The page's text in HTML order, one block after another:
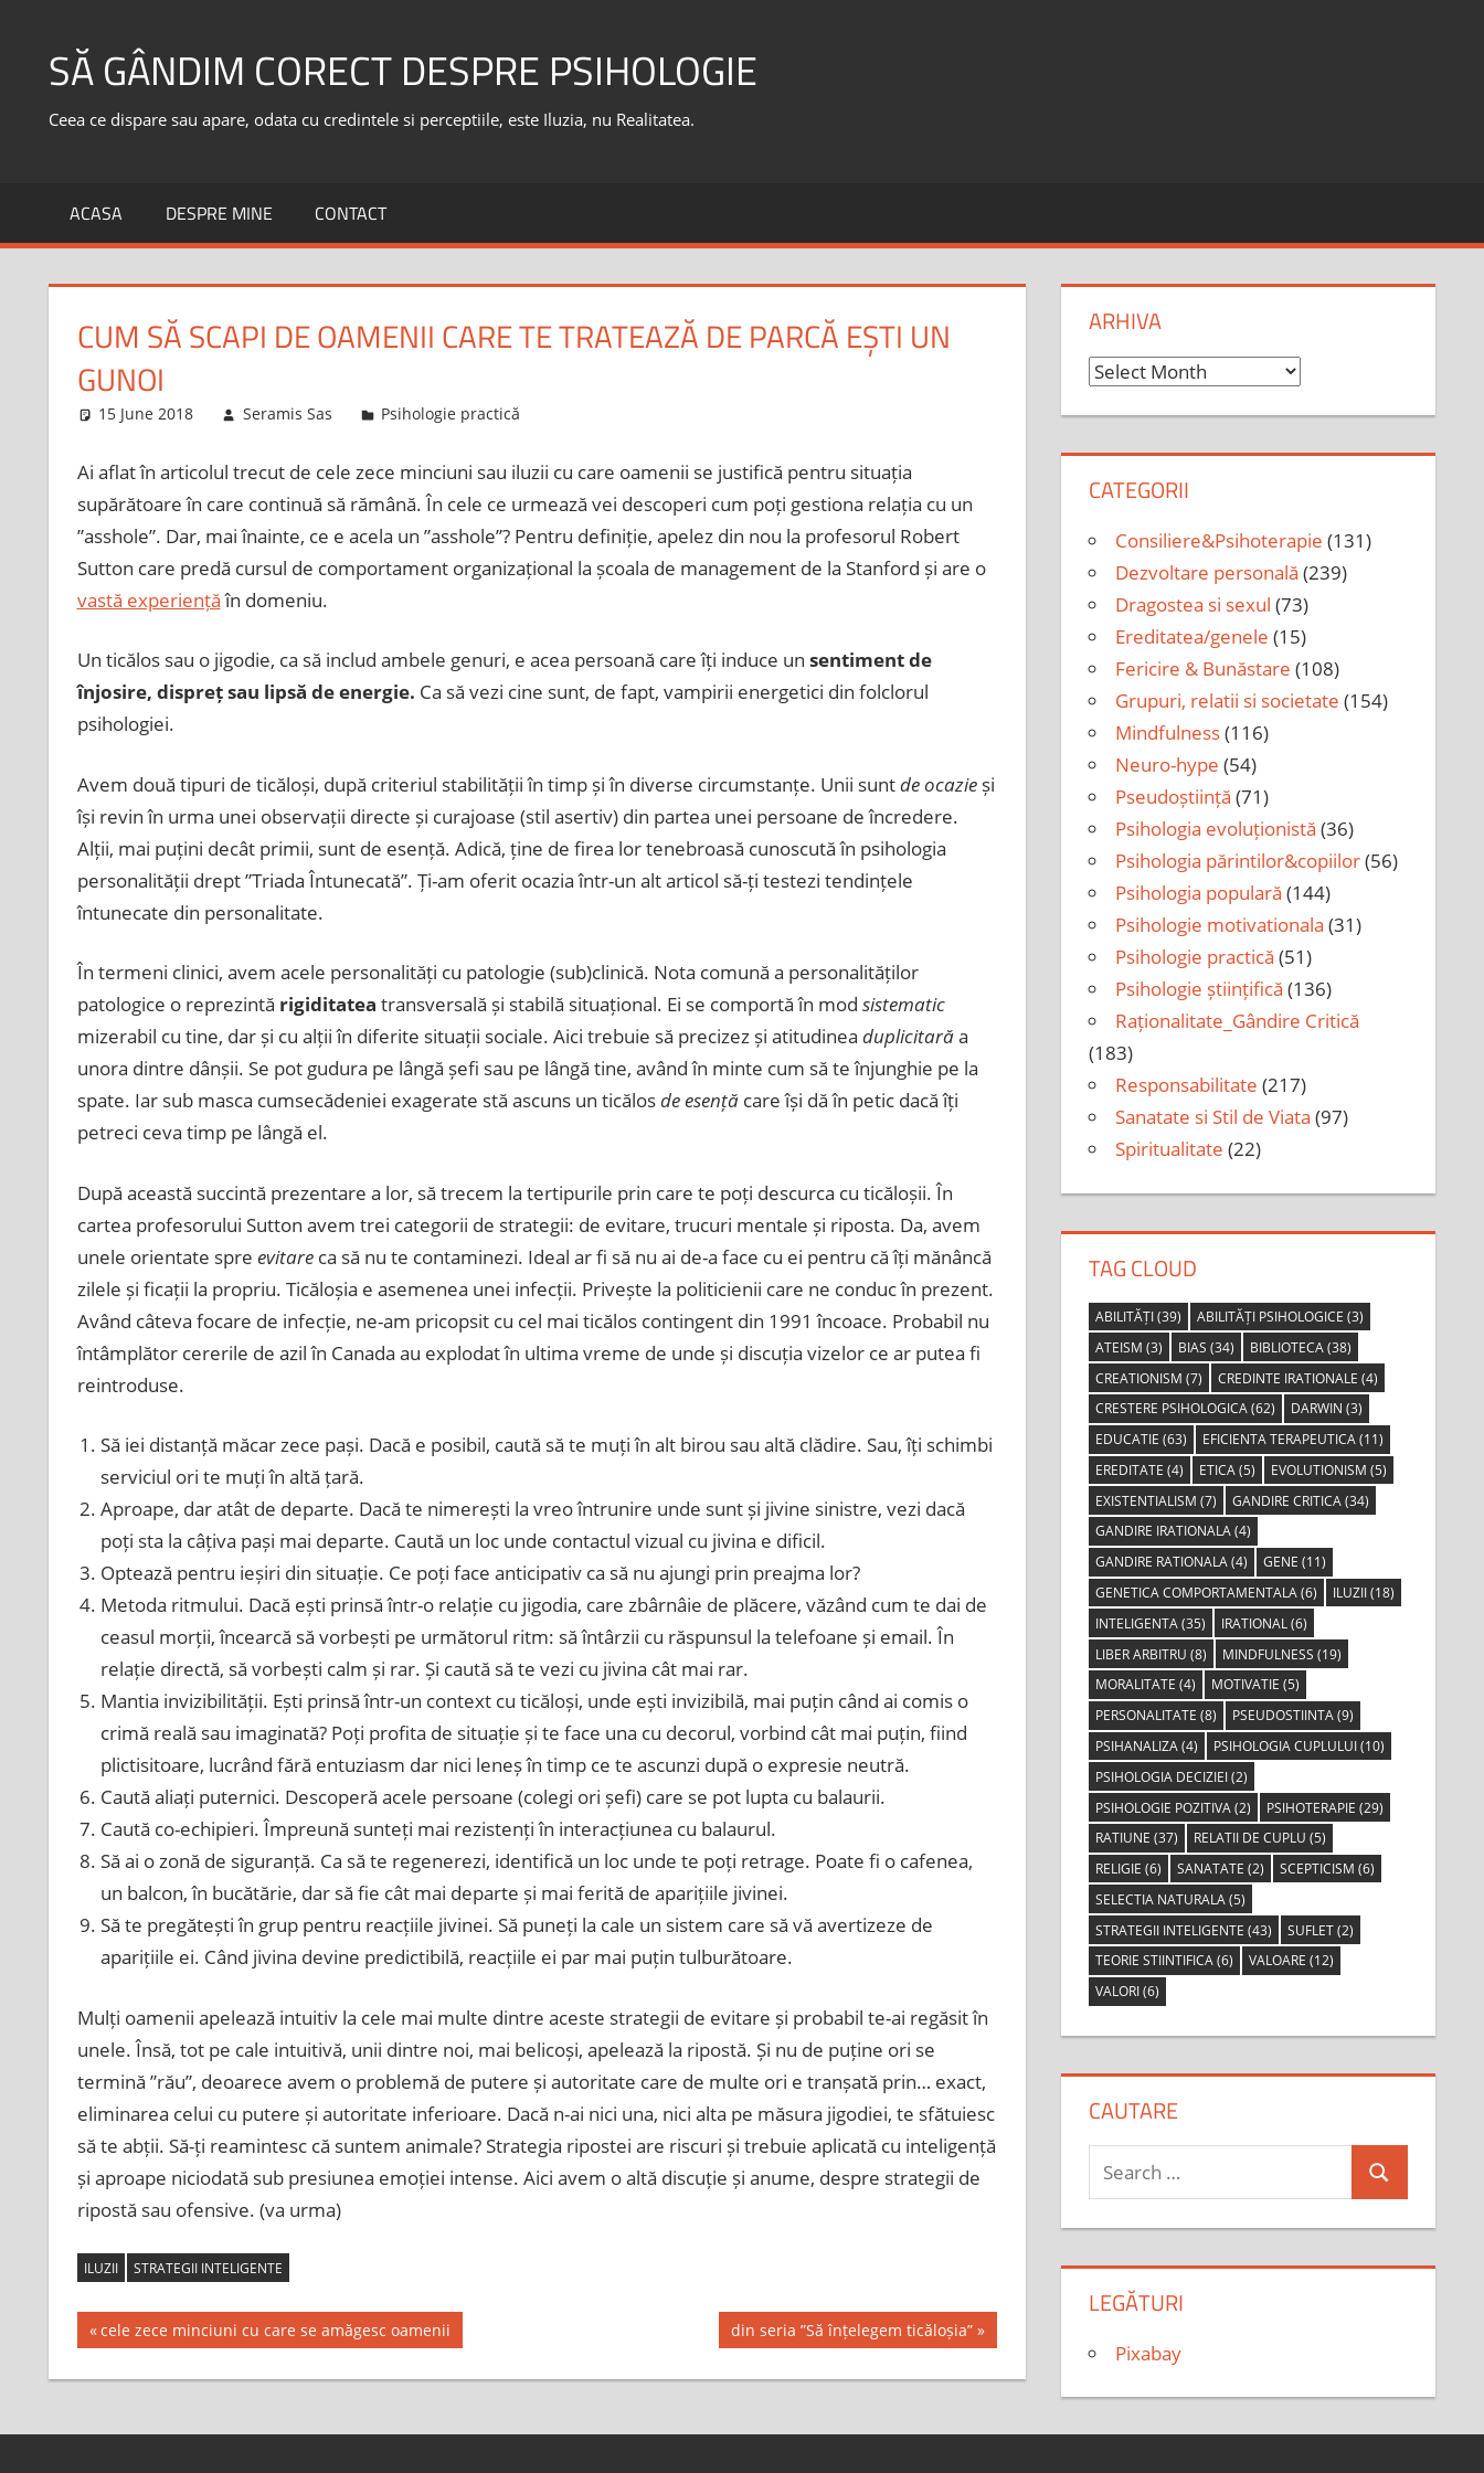
contentSĂ GÂNDIM CORECT DESPRE PSIHOLOGIE
Ceea ce dispare sau apare, odata cu credintele si perceptiile, este Iluzia, nu Realitatea.
ACASA DESPRE MINE CONTACT
CUM SĂ SCAPI DE OAMENII CARE TE TRATEAZĂ DE PARCĂ EȘTI UN
GUNOI
15 June 2018 Seramis Sas Psihologie practică
Ai aflat în articolul trecut de cele zece minciuni sau iluzii cu care oamenii se justifică pentru situația
supărătoare în care continuă să rămână. În cele ce urmează vei descoperi cum poți gestiona relația cu un
”asshole”. Dar, mai înainte, ce e acela un ”asshole”? Pentru definiție, apelez din nou la profesorul Robert
Sutton care predă cursul de comportament organizațional la școala de management de la Stanford și are o
vastă experiențăîn domeniu.
Un ticălos sau o jigodie, ca să includ ambele genuri, e acea persoană care îți induce un sentiment de
înjosire, dispreț sau lipsă de energie. Ca să vezi cine sunt, de fapt, vampirii energetici din folclorul
psihologiei.
Avem două tipuri de ticăloși, după criteriul stabilității în timp și în diverse circumstanțe. Unii suntde ocazieși
își revin în urma unei observații directe și curajoase (stil asertiv) din partea unei persoane de încredere.
Alții, mai puțini decât primii, sunt de esență. Adică, ține de firea lor tenebroasă cunoscută în psihologia
personalității drept ”Triada Întunecată”. Ți-am oferit ocazia într-un alt articol să-ți testezi tendințele
întunecate din personalitate.
În termeni clinici, avem acele personalități cu patologie (sub)clinică. Nota comună a personalităților
patologice o reprezintă rigiditatea transversală și stabilă situațional. Ei se comportă în mod sistematic
mizerabil cu tine, dar și cu alții în diferite situații sociale. Aici trebuie să precizez și atitudinea duplicitarăa
unora dintre dânșii. Se pot gudura pe lângă șefi sau pe lângă tine, având în minte cum să te înjunghie pe la
spate. Iar sub masca cumsecădeniei exagerate stă ascuns un ticălosde esențăcare își dă în petic dacă îți
petreci ceva timp pe lângă el.
După această succintă prezentare a lor, să trecem la tertipurile prin care te poți descurca cu ticăloșii. În
cartea profesorului Sutton avem trei categorii de strategii: de evitare, trucuri mentale și riposta. Da, avem
unele orientate spre evitareca să nu te contaminezi. Ideal ar fi să nu ai de-a face cu ei pentru că îți mănâncă
zilele și ficații la propriu. Ticăloșia e asemenea unei infecții. Privește la politicienii care ne conduc în prezent.
Având câteva focare de infecție, ne-am pricopsit cu cel mai ticălos contingent din 1991 încoace. Probabil nu
întâmplător cererile de azil în Canada au explodat în ultima vreme de unde și discuția vizelor ce ar putea fi
reintroduse.
Să iei distanță măcar zece pași. Dacă e posibil, caută să te muți în alt birou sau altă clădire. Sau, îți schimbi
serviciul ori te muți în altă țară.
Aproape, dar atât de departe. Dacă te nimerești la vreo întrunire unde sunt și jivine sinistre, vezi dacă
poți sta la câțiva pași mai departe. Caută un loc unde contactul vizual cu jivina e dificil.
Optează pentru ieșiri din situație. Ce poți face anticipativ ca să nu ajungi prin preajma lor?
Metoda ritmului. Dacă ești prinsă într-o relație cu jigodia, care zbârnâie de plăcere, văzând cum te dai de
ceasul morții, încearcă să vorbești pe următorul ritm: să întârzii cu răspunsul la telefoane și email. În
relație directă, să vorbești calm și rar. Și caută să te vezi cu jivina cât mai rar.
Mantia invizibilității. Ești prinsă într-un context cu ticăloși, unde ești invizibilă, mai puțin când ai comis o
crimă reală sau imaginată? Poți profita de situație și te face una cu decorul, vorbind cât mai puțin, fiind
plictisitoare, lucrând fără entuziasm dar nici leneș în timp ce te ascunzi după o expresie neutră.
Caută aliați puternici. Descoperă acele persoane (colegi ori șefi) care se pot lupta cu balaurii.
Caută co-echipieri. Împreună sunteți mai rezistenți în interacțiunea cu balaurul.
Să ai o zonă de siguranță. Ca să te regenerezi, identifică un loc unde te poți retrage. Poate fi o cafenea,
un balcon, în bucătărie, dar să fie cât mai departe și mai ferită de aparițiile jivinei.
Să te pregătești în grup pentru reacțiile jivinei. Să puneți la cale un sistem care să vă avertizeze de
aparițiile ei. Când jivina devine predictibilă, reacțiile ei par mai puțin tulburătoare.
Mulți oamenii apelează intuitiv la cele mai multe dintre aceste strategii de evitare și probabil te-ai regăsit în
unele. Însă, tot pe cale intuitivă, unii dintre noi, mai belicoși, apelează la ripostă. Și nu de puține ori se
termină ”rău”, deoarece avem o problemă de putere și autoritate care de multe ori e tranșată prin… exact,
eliminarea celui cu putere și autoritate inferioare. Dacă n-ai nici una, nici alta pe măsura jigodiei, te sfătuiesc
să te abții. Să-ți reamintesc că suntem animale? Strategia ripostei are riscuri și trebuie aplicată cu inteligență
și aproape niciodată sub presiunea emoției intense. Aici avem o altă discuție și anume, despre strategii de
ripostă sau ofensive. (va urma)
ILUZII STRATEGII INTELIGENTE
Post
navigation
Previous
Post:
cele zece minciuni cu care se amăgesc oamenii
Next
Post:
din seria ”Să înțelegem ticăloșia”
ARHIVA
Arhiva
CATEGORII
Consiliere&Psihoterapie (131)
Dezvoltare personală (239)
Dragostea si sexul (73)
Ereditatea/genele (15)
Fericire & Bunăstare (108)
Grupuri, relatii si societate (154)
Mindfulness(116)
Neuro-hype (54)
Pseudoștiință (71)
Psihologia evoluționistă (36)
Psihologia părintilor&copiilor(56)
Psihologia populară (144)
Psihologie motivationala (31)
Psihologie practică (51)
Psihologie științifică (136)
Raționalitate_Gândire Critică
(183)
Responsabilitate (217)
Sanatate si Stil de Viata (97)
Spiritualitate (22)
TAG CLOUD
ABILITĂȚI(39) ABILITĂȚI PSIHOLOGICE (3)
ATEISM (3) BIAS (34) BIBLIOTECA(38)
CREATIONISM (7) CREDINTE IRATIONALE (4)
CRESTERE PSIHOLOGICA(62) DARWIN (3)
EDUCATIE (63) EFICIENTA TERAPEUTICA(11)
EREDITATE (4) ETICA(5) EVOLUTIONISM (5)
EXISTENTIALISM (7) GANDIRE CRITICA(34)
GANDIRE IRATIONALA(4)
GANDIRE RATIONALA(4) GENE (11)
GENETICA COMPORTAMENTALA(6) ILUZII(18)
INTELIGENTA(35) IRATIONAL(6)
LIBER ARBITRU (8) MINDFULNESS (19)
MORALITATE (4) MOTIVATIE (5)
PERSONALITATE (8) PSEUDOSTIINTA(9)
PSIHANALIZA(4) PSIHOLOGIA CUPLULUI(10)
PSIHOLOGIA DECIZIEI(2)
PSIHOLOGIE POZITIVA(2) PSIHOTERAPIE (29)
RATIUNE (37) RELATII DE CUPLU (5)
RELIGIE (6) SANATATE (2) SCEPTICISM (6)
SELECTIA NATURALA(5)
STRATEGII INTELIGENTE (43) SUFLET(2)
TEORIE STIINTIFICA(6) VALOARE (12)
VALORI(6)
CAUTARE
Search
for:
Search
LEGĂTURI
Pixabay